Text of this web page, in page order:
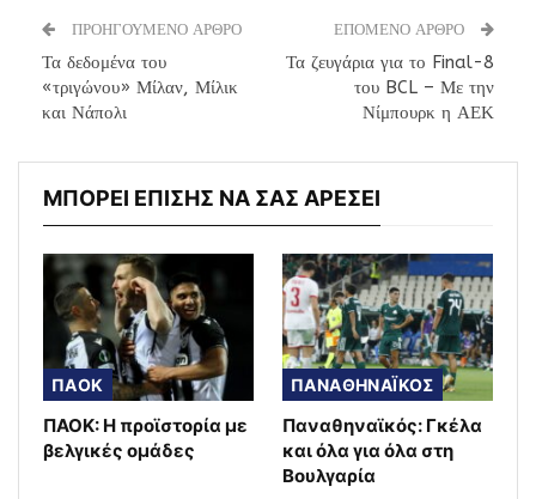
ΠΡΟΗΓΟΥΜΕΝΟ ΑΡΘΡΟ
Τα δεδομένα του
«τριγώνου» Μίλαν, Μίλικ
και Νάπολι
ΕΠΟΜΕΝΟ ΑΡΘΡΟ
Τα ζευγάρια για το Final-8
του BCL – Με την
Νίμπουρκ η ΑΕΚ
ΜΠΟΡΕΙ ΕΠΙΣΗΣ ΝΑ ΣΑΣ ΑΡΕΣΕΙ
ΠΑΟΚ
ΠΑΟΚ: Η προϊστορία με
βελγικές ομάδες
ΠΑΝΑΘΗΝΑΪΚΟΣ
Παναθηναϊκός: Γκέλα
και όλα για όλα στη
Βουλγαρία